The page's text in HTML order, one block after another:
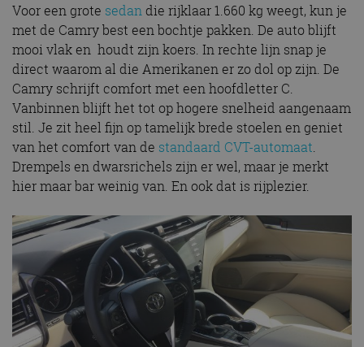
Voor een grote sedandie rijklaar 1.660 kg weegt, kun je
met de Camry best een bochtje pakken. De auto blijft
mooi vlak en houdt zijn koers. In rechte lijn snap je
direct waarom al die Amerikanen er zo dol op zijn. De
Camry schrijft comfort met een hoofdletter C.
Vanbinnen blijft het tot op hogere snelheid aangenaam
stil. Je zit heel fijn op tamelijk brede stoelen en geniet
van het comfort van de standaard CVT-automaat.
Drempels en dwarsrichels zijn er wel, maar je merkt
hier maar bar weinig van. En ook dat is rijplezier.